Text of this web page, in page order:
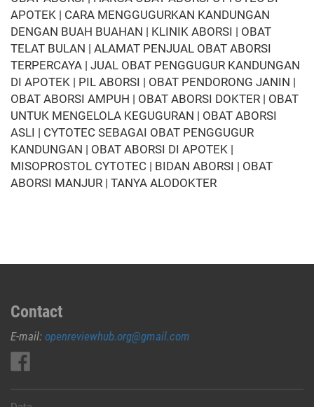
APOTEK | CARA MENGGUGURKAN KANDUNGAN
DENGAN BUAH BUAHAN | KLINIK ABORSI | OBAT
TELAT BULAN | ALAMAT PENJUAL OBAT ABORSI
TERPERCAYA | JUAL OBAT PENGGUGUR KANDUNGAN
DI APOTEK | PIL ABORSI | OBAT PENDORONG JANIN |
OBAT ABORSI AMPUH | OBAT ABORSI DOKTER | OBAT
UNTUK MENGELOLA KEGUGURAN | OBAT ABORSI
ASLI | CYTOTEC SEBAGAI OBAT PENGGUGUR
KANDUNGAN | OBAT ABORSI DI APOTEK |
MISOPROSTOL CYTOTEC | BIDAN ABORSI | OBAT
ABORSI MANJUR | TANYA ALODOKTER
Contact
E-mail: openreviewhub.org@gmail.com